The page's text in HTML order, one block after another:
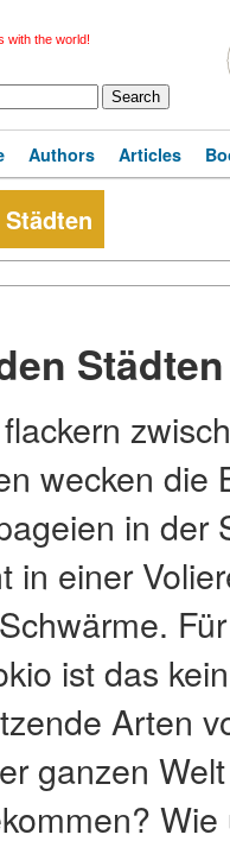
with the world!
Authors Articles
Städten
wecken die
in der
in einer
ist das
Arten
ganzen